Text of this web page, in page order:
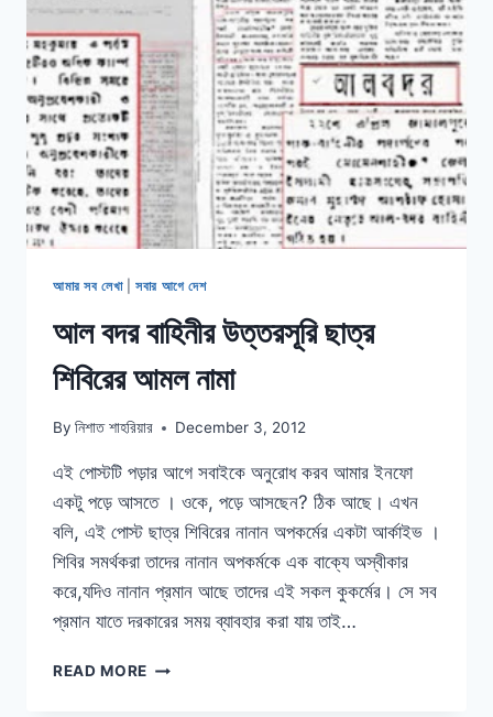
আমার সব লেখা|সবার আগে দেশ
আল বদর বাহিনীর উত্তরসূরি ছাত্র
শিবিরের আমল নামা
By নিশাত শাহরিয়ার December 3, 2012
এই পোস্টটি পড়ার আগে সবাইকে অনুরোধ করব আমার ইনফো
একটু পড়ে আসতে । ওকে, পড়ে আসছেন? ঠিক আছে। এখন
বলি, এই পোস্ট ছাত্র শিবিরের নানান অপকর্মের একটা আর্কাইভ ।
শিবির সমর্থকরা তাদের নানান অপকর্মকে এক বাক্যে অস্বীকার
করে,যদিও নানান প্রমান আছে তাদের এই সকল কুকর্মের। সে সব
প্রমান যাতে দরকারের সময় ব্যাবহার করা যায় তাই…
READ MORE আল